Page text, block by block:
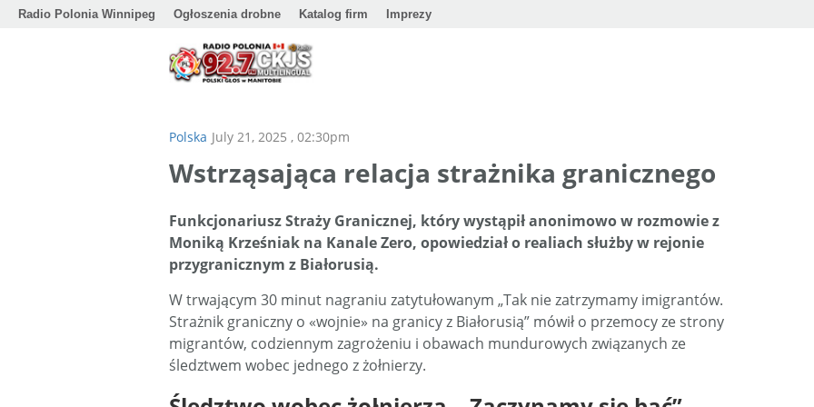
Radio Polonia Winnipeg Ogłoszenia drobne Katalog firm Imprezy
Polska July 21, 2025 , 02:30pm
Wstrząsająca relacja strażnika granicznego
Funkcjonariusz Straży Granicznej, który wystąpił anonimowo w rozmowie z
Moniką Krześniak na Kanale Zero, opowiedział o realiach służby w rejonie
przygranicznym z Białorusią.
W trwającym 30 minut nagraniu zatytułowanym „Tak nie zatrzymamy imigrantów.
Strażnik graniczny o «wojnie» na granicy z Białorusią” mówił o przemocy ze strony
migrantów, codziennym zagrożeniu i obawach mundurowych związanych ze
śledztwem wobec jednego z żołnierzy.